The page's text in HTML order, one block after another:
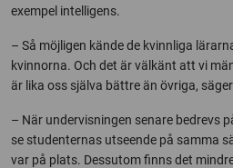
exempel intelligens.
– Så möjligen kände de kvinnliga
kvinnorna. Och det är välkänt att vi
är lika oss själva bättre än övriga,
– När undervisningen senare bedrevs
se studenternas utseende på samma
var på plats. Dessutom finns det